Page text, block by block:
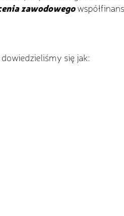
zawodowego
dowiedzieliśmy się jak: